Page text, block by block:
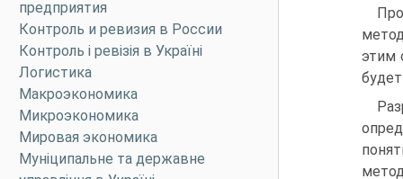
предприятия
Контроль и ревизия в России
Контроль і ревізія в Україні
Логистика
Макроэкономика
Микроэкономика
Мировая экономика
Муніципальне та державне
этим